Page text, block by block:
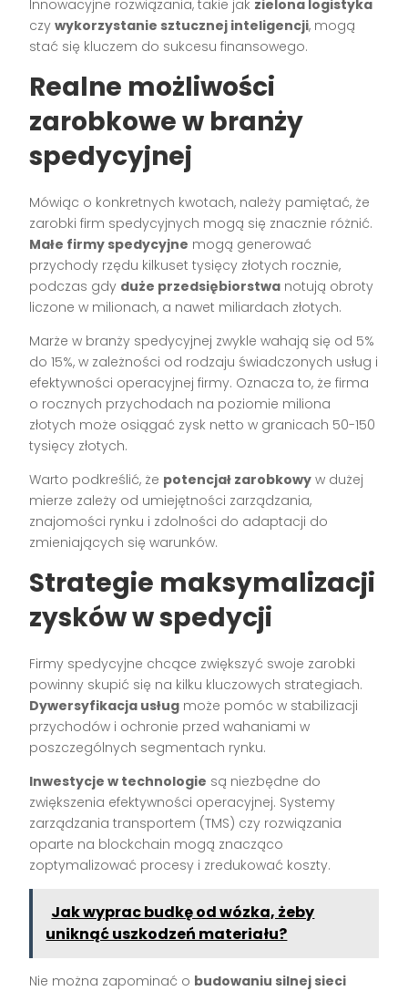
Innowacyjne rozwiązania, takie jak zielona logistyka
czywykorzystanie sztucznej inteligencji, mogą
stać się kluczem do sukcesu finansowego.
Realne możliwości
zarobkowe w branży
spedycyjnej
Mówiąc o konkretnych kwotach, należy pamiętać, że
zarobki firm spedycyjnych mogą się znacznie różnić.
Małe firmy spedycyjne mogą generować
przychody rzędu kilkuset tysięcy złotych rocznie,
podczas gdy duże przedsiębiorstwa notują obroty
liczone w milionach, a nawet miliardach złotych.
Marże w branży spedycyjnej zwykle wahają się od 5%
do 15%, w zależności od rodzaju świadczonych usług i
efektywności operacyjnej firmy. Oznacza to, że firma
o rocznych przychodach na poziomie miliona
złotych może osiągać zysk netto w granicach 50-150
tysięcy złotych.
Warto podkreślić, że potencjał zarobkowy w dużej
mierze zależy od umiejętności zarządzania,
znajomości rynku i zdolności do adaptacji do
zmieniających się warunków.
Strategie maksymalizacji
zysków w spedycji
Firmy spedycyjne chcące zwiększyć swoje zarobki
powinny skupić się na kilku kluczowych strategiach.
Dywersyfikacja usług może pomóc w stabilizacji
przychodów i ochronie przed wahaniami w
poszczególnych segmentach rynku.
Inwestycje w technologie są niezbędne do
zwiększenia efektywności operacyjnej. Systemy
zarządzania transportem (TMS) czy rozwiązania
oparte na blockchain mogą znacząco
zoptymalizować procesy i zredukować koszty.
Jak wyprac budkę od wózka, żeby
uniknąć uszkodzeń materiału?
Nie można zapominać o budowaniu silnej sieci